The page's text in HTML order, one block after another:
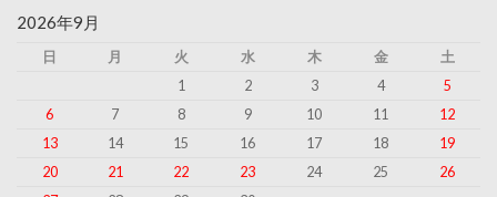
2026年9月
日 月 火 水 木 金
土
1
2 3 4
5
6
7 8 9 10 11
12
13
14 15 16 17 18
19
20
21 22 23 24 25
26